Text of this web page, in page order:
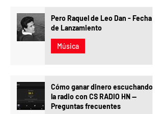
Pero Raquel de Leo Dan - Fecha
de Lanzamiento
Música
Cómo ganar dinero escuchando
la radio con CS RADIO HN —
Preguntas frecuentes